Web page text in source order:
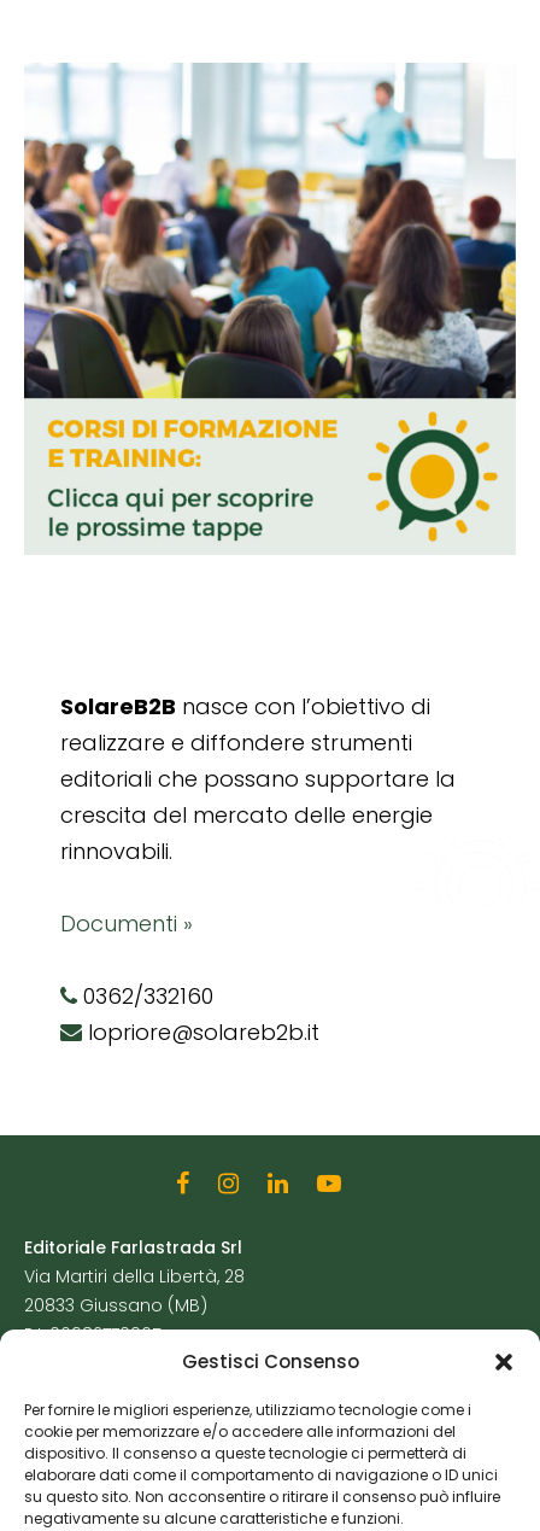
Gestisci Consenso
Per fornire le migliori esperienze, utilizziamo tecnologie come i
cookie per memorizzare e/o accedere alle informazioni del
dispositivo. Il consenso a queste tecnologie ci permetterà di
elaborare dati come il comportamento di navigazione o ID unici
su questo sito. Non acconsentire o ritirare il consenso può influire
negativamente su alcune caratteristiche e funzioni.
SolareB2B nasce con l’obiettivo di
realizzare e diffondere strumenti
editoriali che possano supportare la
crescita del mercato delle energie
rinnovabili.
Documenti »
0362/332160
lopriore@solareb2b.it
Editoriale Farlastrada Srl
Via Martiri della Libertà, 28
20833 Giussano (MB)
P.I. 06982770965
Cookie Policy
Risorse Aggiuntive